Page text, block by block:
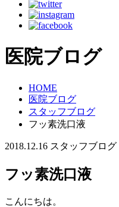
医院ブログ
HOME
医院ブログ
スタッフブログ
フッ素洗口液
2018.12.16 スタッフブログ
フッ素洗口液
こんにちは。